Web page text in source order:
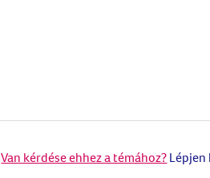
Van kérdése ehhez a témához? Lépjen